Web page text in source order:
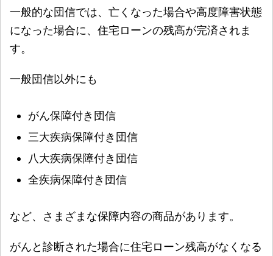
一般的な団信では、亡くなった場合や高度障害状態
になった場合に、住宅ローンの残高が完済されま
す。
一般団信以外にも
がん保障付き団信
三大疾病保障付き団信
八大疾病保障付き団信
全疾病保障付き団信
など、さまざまな保障内容の商品があります。
がんと診断された場合に住宅ローン残高がなくなる